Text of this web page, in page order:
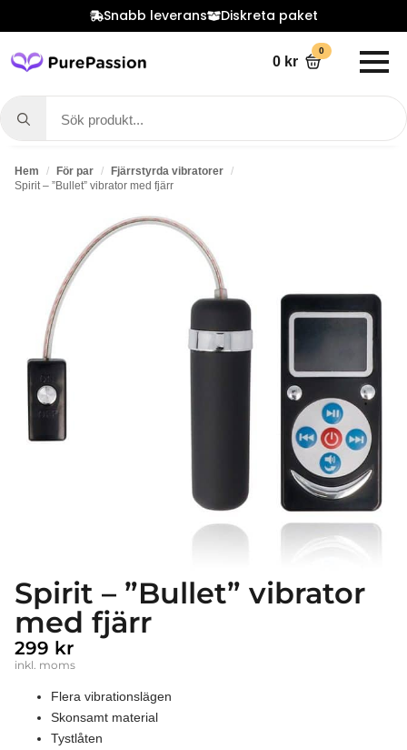
Snabb leverans Diskreta paket
0 kr
0
Search
for:
Hem För par
Fjärrstyrda vibratorer
Spirit – ”Bullet” vibrator med fjärr
Spirit – ”Bullet” vibrator
med fjärr
299 kr
inkl. moms
Flera vibrationslägen
Skonsamt material
Tystlåten